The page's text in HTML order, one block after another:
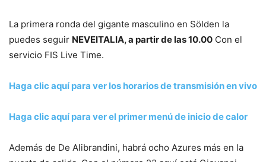
La primera ronda del gigante masculino en Sölden la
puedes seguir NEVEITALIA, a partir de las 10.00 Con el
servicio FIS Live Time.
Haga clic aquí para ver los horarios de transmisión en vivo
Haga clic aquí para ver el primer menú de inicio de calor
Además de De Alibrandini, habrá ocho Azures más en la